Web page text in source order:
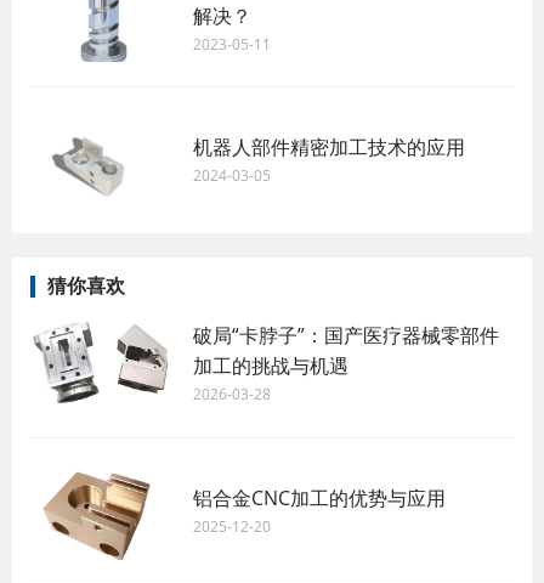
解决？
2023-05-11
机器人部件精密加工技术的应用
2024-03-05
猜你喜欢
破局“卡脖子”：国产医疗器械零部件
加工的挑战与机遇
2026-03-28
铝合金CNC加工的优势与应用
2025-12-20